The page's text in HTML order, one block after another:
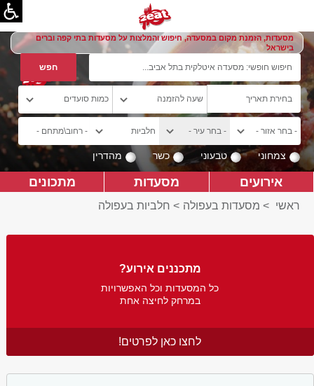
מסעדות, הזמנת מקום במסעדה, חיפוש והמלצות על מסעדות בתי קפה וברים
בישראל
צמחוני טבעוני כשר מהדרין
אירועים מסעדות מתכונים
ראשי > מסעדות בעפולה > חלביות בעפולה
מתכננים אירוע?
כל המסעדות וכל האפשרויות
במרחק לחיצה אחת
לחצו כאן לפרטים!